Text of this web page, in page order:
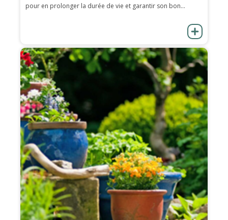
pour en prolonger la durée de vie et garantir son bon...